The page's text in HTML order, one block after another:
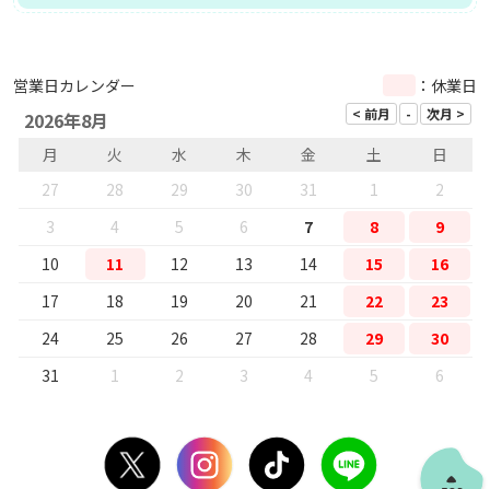
営業日カレンダー ：休業日
2026年8月
月 火 水 木 金 土
日
27
28 29 30 31 1
2
3
4 5 6 7 8
9
10
11 12 13 14 15
16
17
18 19 20 21 22
23
24
25 26 27 28 29
30
31
1 2 3 4 5 6